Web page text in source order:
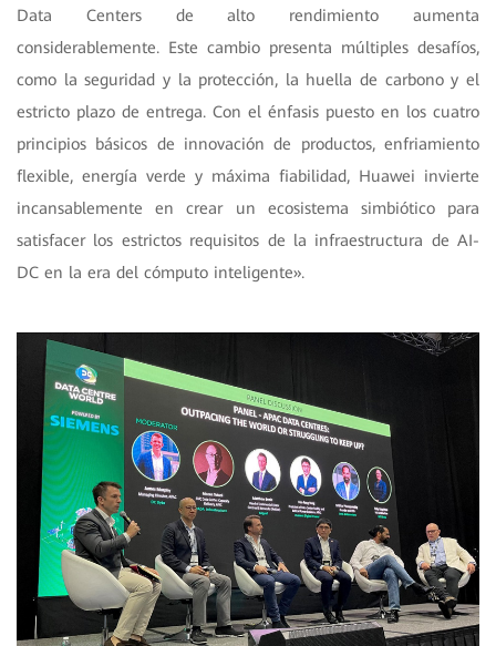
Data Centers de alto rendimiento aumenta
considerablemente. Este cambio presenta múltiples desafíos,
como la seguridad y la protección, la huella de carbono y el
estricto plazo de entrega. Con el énfasis puesto en los cuatro
principios básicos de innovación de productos, enfriamiento
flexible, energía verde y máxima fiabilidad, Huawei invierte
incansablemente en crear un ecosistema simbiótico para
satisfacer los estrictos requisitos de la infraestructura de AI-
DC en la era del cómputo inteligente».